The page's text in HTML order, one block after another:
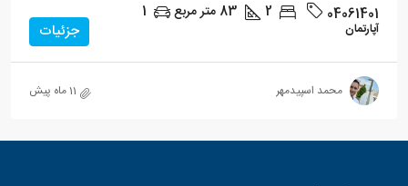
04061401
2
83 متر مربع 1
آپارتمان جزئیات
محمد اسپیدمهر 11 ماه پیش